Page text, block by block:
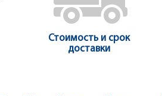
Стоимость и срок
доставки